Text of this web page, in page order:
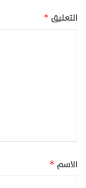
التعليق *
الاسم *